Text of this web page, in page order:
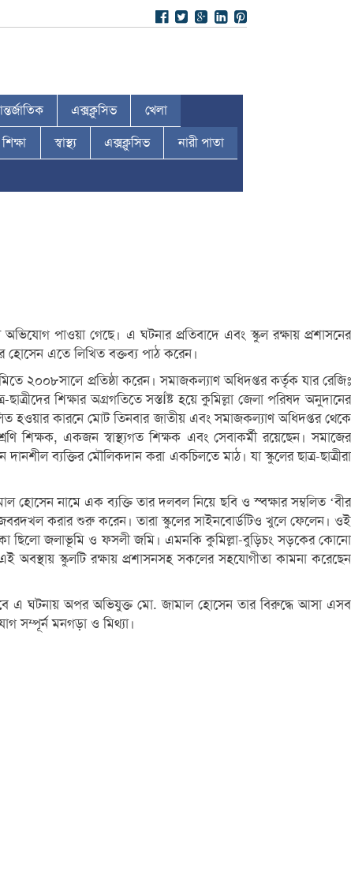
এক্সক্লুসিভ খেলা
শিক্ষা স্বাস্থ্য এক্সক্লুসিভ নারী পাতা
পাওয়া গেছে। এ ঘটনার প্রতিবাদে এবং স্কুল রক্ষায় প্রশাসনের
হোসেন এতে লিখিত বক্তব্য পাঠ করেন।
২০০৮সালে প্রতিষ্ঠা করেন। সমাজকল্যাণ অধিদপ্তর কর্তৃক যার রেজিঃ
শিক্ষার অগ্রগতিতে সস্তÍষ্ট হয়ে কুমিল্লা জেলা পরিষদ অনুদানের
হওয়ার কারনে মোট তিনবার জাতীয় এবং সমাজকল্যাণ অধিদপ্তর থেকে
শিক্ষক, একজন স্বাস্থ্যগত শিক্ষক এবং সেবাকর্মী রয়েছেন। সমাজের
ব্যক্তির মৌলিকদান করা একচিলতে মাঠ। যা স্কুলের ছাত্র-ছাত্রীরা
হোসেন নামে এক ব্যক্তি তার দলবল নিয়ে ছবি ও স্ব্ক্ষার সম্বলিত ‘বীর
করার শুরু করেন। তারা স্কুলের সাইনবোর্ডটিও খুলে ফেলেন। ওই
ছিলো জলাভূমি ও ফসলী জমি। এমনকি কুমিল্লা-বুড়িচং সড়কের কোনো
অবস্থায় স্কুলটি রক্ষায় প্রশাসনসহ সকলের সহযোগীতা কামনা করেছেন
এ ঘটনায় অপর অভিযুক্ত মো. জামাল হোসেন তার বিরুদ্ধে আসা এসব
সম্পূর্ন মনগড়া ও মিথ্যা।